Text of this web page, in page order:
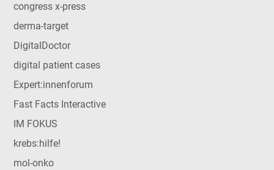
congress x-press
derma-target
DigitalDoctor
digital patient cases
Expert:innenforum
Fast Facts Interactive
IM FOKUS
krebs:hilfe!
mol-onko